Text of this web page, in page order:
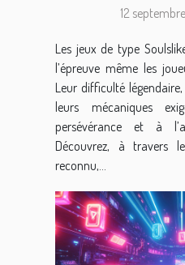
12
Les jeux de type
l’épreuve même les
Leur difficulté
leurs mécaniques
persévérance et à
Découvrez, à travers
reconnu,...